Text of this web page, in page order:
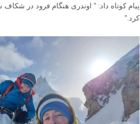
پیام کوتاه داد: ” اوندری هنگام فرود در
کرد.”